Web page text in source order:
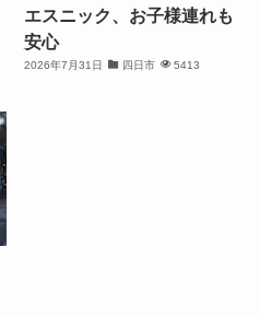
エスニック、お子様連れも
安心
2026年7月31日 四日市 5413